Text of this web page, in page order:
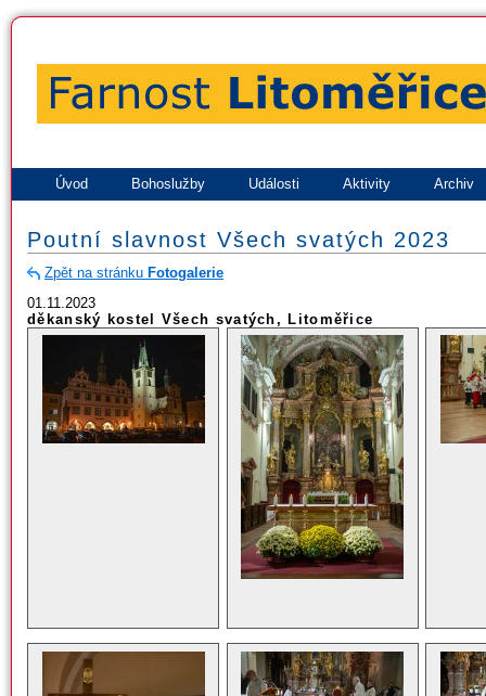
Úvod Bohoslužby Události Aktivity Archiv
Poutní slavnost Všech svatých 2023
Zpět na stránku Fotogalerie
01.11.2023
děkanský kostel Všech svatých, Litoměřice